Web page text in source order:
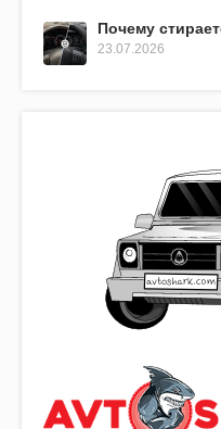
Почему
23.07.2026